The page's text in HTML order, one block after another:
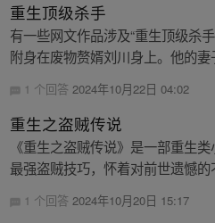
重生顶级杀手
有一些网文作品涉及“重生顶级杀
附身在废物赘婿刘川身上。他的
1 个回答2024年10月22日 04:02
重生之盗贼传说
《重生之盗贼传说》是一部重生
最强盗贼技巧，怀着对前世遗憾
1 个回答2024年10月20日 15:17